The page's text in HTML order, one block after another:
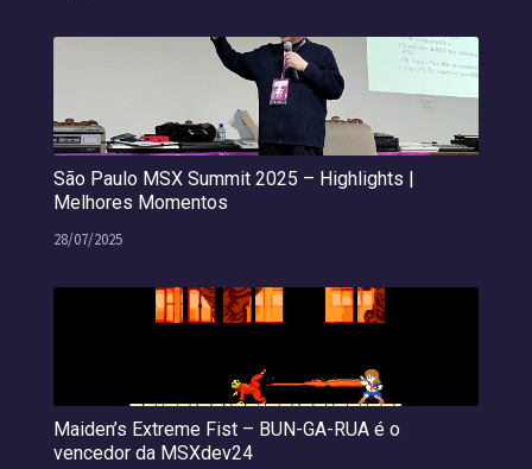
São Paulo MSX Summit 2025 – Highlights |
Melhores Momentos
28/07/2025
Maiden’s Extreme Fist – BUN-GA-RUA é o
vencedor da MSXdev24